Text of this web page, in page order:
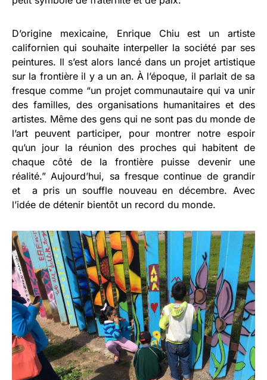
D’origine mexicaine, Enrique Chiu est un artiste
californien qui souhaite interpeller la société par ses
peintures. Il s’est alors lancé dans un projet artistique
sur la frontière il y a un an. À l’époque, il parlait de sa
fresque comme “un projet communautaire qui va unir
des familles, des organisations humanitaires et des
artistes. Même des gens qui ne sont pas du monde de
l’art peuvent participer, pour montrer notre espoir
qu’un jour la réunion des proches qui habitent de
chaque côté de la frontière puisse devenir une
réalité.” Aujourd’hui, sa fresque continue de grandir
et a pris un souffle nouveau en décembre. Avec
l’idée de détenir bientôt un record du monde.